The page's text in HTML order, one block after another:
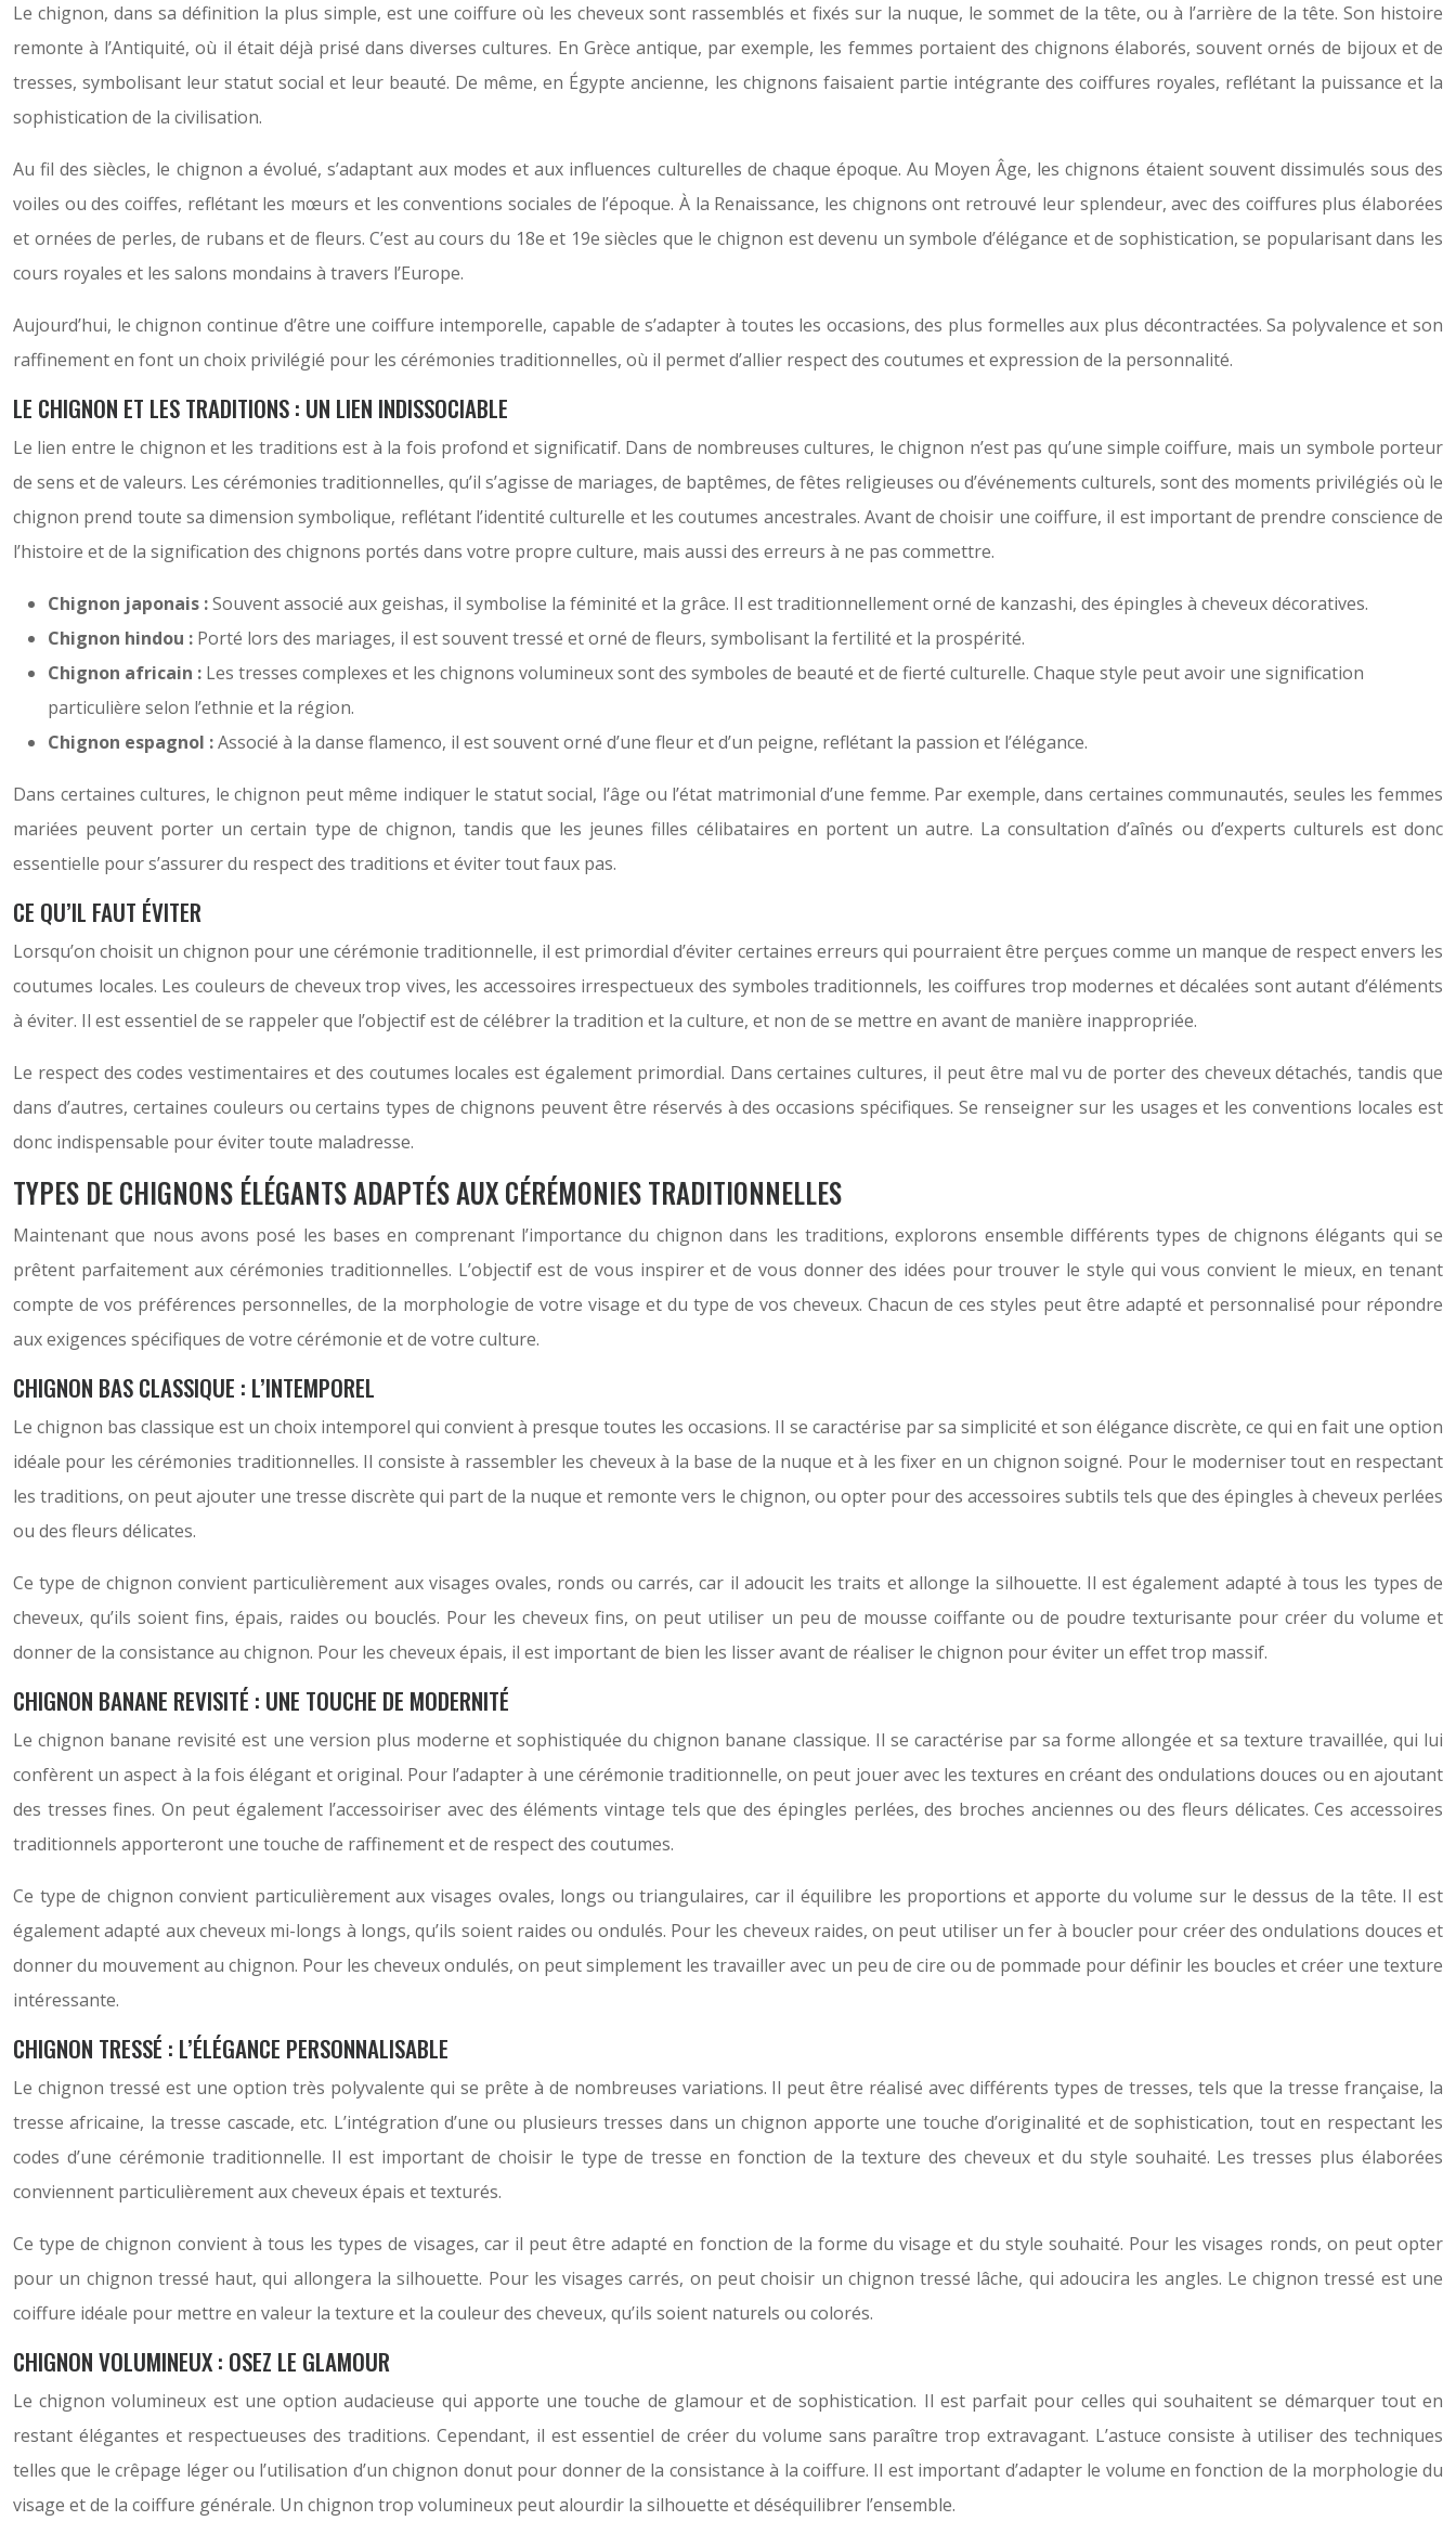
Le chignon, dans sa définition la plus simple, est une coiffure où les cheveux sont rassemblés et fixés sur la nuque, le sommet de la tête, ou à l’arrière de la tête. Son histoire
remonte à l’Antiquité, où il était déjà prisé dans diverses cultures. En Grèce antique, par exemple, les femmes portaient des chignons élaborés, souvent ornés de bijoux et de
tresses, symbolisant leur statut social et leur beauté. De même, en Égypte ancienne, les chignons faisaient partie intégrante des coiffures royales, reflétant la puissance et la
sophistication de la civilisation.
Au fil des siècles, le chignon a évolué, s’adaptant aux modes et aux influences culturelles de chaque époque. Au Moyen Âge, les chignons étaient souvent dissimulés sous des
voiles ou des coiffes, reflétant les mœurs et les conventions sociales de l’époque. À la Renaissance, les chignons ont retrouvé leur splendeur, avec des coiffures plus élaborées
et ornées de perles, de rubans et de fleurs. C’est au cours du 18e et 19e siècles que le chignon est devenu un symbole d’élégance et de sophistication, se popularisant dans les
cours royales et les salons mondains à travers l’Europe.
Aujourd’hui, le chignon continue d’être une coiffure intemporelle, capable de s’adapter à toutes les occasions, des plus formelles aux plus décontractées. Sa polyvalence et son
raffinement en font un choix privilégié pour les cérémonies traditionnelles, où il permet d’allier respect des coutumes et expression de la personnalité.
LE CHIGNON ET LES TRADITIONS : UN LIEN INDISSOCIABLE
Le lien entre le chignon et les traditions est à la fois profond et significatif. Dans de nombreuses cultures, le chignon n’est pas qu’une simple coiffure, mais un symbole porteur
de sens et de valeurs. Les cérémonies traditionnelles, qu’il s’agisse de mariages, de baptêmes, de fêtes religieuses ou d’événements culturels, sont des moments privilégiés où le
chignon prend toute sa dimension symbolique, reflétant l’identité culturelle et les coutumes ancestrales. Avant de choisir une coiffure, il est important de prendre conscience de
l’histoire et de la signification des chignons portés dans votre propre culture, mais aussi des erreurs à ne pas commettre.
Chignon japonais :Souvent associé aux geishas, il symbolise la féminité et la grâce. Il est traditionnellement orné de kanzashi, des épingles à cheveux décoratives.
Chignon hindou : Porté lors des mariages, il est souvent tressé et orné de fleurs, symbolisant la fertilité et la prospérité.
Chignon africain : Les tresses complexes et les chignons volumineux sont des symboles de beauté et de fierté culturelle. Chaque style peut avoir une signification
particulière selon l’ethnie et la région.
Chignon espagnol :Associé à la danse flamenco, il est souvent orné d’une fleur et d’un peigne, reflétant la passion et l’élégance.
Dans certaines cultures, le chignon peut même indiquer le statut social, l’âge ou l’état matrimonial d’une femme. Par exemple, dans certaines communautés, seules les femmes
mariées peuvent porter un certain type de chignon, tandis que les jeunes filles célibataires en portent un autre. La consultation d’aînés ou d’experts culturels est donc
essentielle pour s’assurer du respect des traditions et éviter tout faux pas.
CE QU’IL FAUT ÉVITER
Lorsqu’on choisit un chignon pour une cérémonie traditionnelle, il est primordial d’éviter certaines erreurs qui pourraient être perçues comme un manque de respect envers les
coutumes locales. Les couleurs de cheveux trop vives, les accessoires irrespectueux des symboles traditionnels, les coiffures trop modernes et décalées sont autant d’éléments
à éviter. Il est essentiel de se rappeler que l’objectif est de célébrer la tradition et la culture, et non de se mettre en avant de manière inappropriée.
Le respect des codes vestimentaires et des coutumes locales est également primordial. Dans certaines cultures, il peut être mal vu de porter des cheveux détachés, tandis que
dans d’autres, certaines couleurs ou certains types de chignons peuvent être réservés à des occasions spécifiques. Se renseigner sur les usages et les conventions locales est
donc indispensable pour éviter toute maladresse.
TYPES DE CHIGNONS ÉLÉGANTS ADAPTÉS AUX CÉRÉMONIES TRADITIONNELLES
Maintenant que nous avons posé les bases en comprenant l’importance du chignon dans les traditions, explorons ensemble différents types de chignons élégants qui se
prêtent parfaitement aux cérémonies traditionnelles. L’objectif est de vous inspirer et de vous donner des idées pour trouver le style qui vous convient le mieux, en tenant
compte de vos préférences personnelles, de la morphologie de votre visage et du type de vos cheveux. Chacun de ces styles peut être adapté et personnalisé pour répondre
aux exigences spécifiques de votre cérémonie et de votre culture.
CHIGNON BAS CLASSIQUE : L’INTEMPOREL
Le chignon bas classique est un choix intemporel qui convient à presque toutes les occasions. Il se caractérise par sa simplicité et son élégance discrète, ce qui en fait une option
idéale pour les cérémonies traditionnelles. Il consiste à rassembler les cheveux à la base de la nuque et à les fixer en un chignon soigné. Pour le moderniser tout en respectant
les traditions, on peut ajouter une tresse discrète qui part de la nuque et remonte vers le chignon, ou opter pour des accessoires subtils tels que des épingles à cheveux perlées
ou des fleurs délicates.
Ce type de chignon convient particulièrement aux visages ovales, ronds ou carrés, car il adoucit les traits et allonge la silhouette. Il est également adapté à tous les types de
cheveux, qu’ils soient fins, épais, raides ou bouclés. Pour les cheveux fins, on peut utiliser un peu de mousse coiffante ou de poudre texturisante pour créer du volume et
donner de la consistance au chignon. Pour les cheveux épais, il est important de bien les lisser avant de réaliser le chignon pour éviter un effet trop massif.
CHIGNON BANANE REVISITÉ : UNE TOUCHE DE MODERNITÉ
Le chignon banane revisité est une version plus moderne et sophistiquée du chignon banane classique. Il se caractérise par sa forme allongée et sa texture travaillée, qui lui
confèrent un aspect à la fois élégant et original. Pour l’adapter à une cérémonie traditionnelle, on peut jouer avec les textures en créant des ondulations douces ou en ajoutant
des tresses fines. On peut également l’accessoiriser avec des éléments vintage tels que des épingles perlées, des broches anciennes ou des fleurs délicates. Ces accessoires
traditionnels apporteront une touche de raffinement et de respect des coutumes.
Ce type de chignon convient particulièrement aux visages ovales, longs ou triangulaires, car il équilibre les proportions et apporte du volume sur le dessus de la tête. Il est
également adapté aux cheveux mi-longs à longs, qu’ils soient raides ou ondulés. Pour les cheveux raides, on peut utiliser un fer à boucler pour créer des ondulations douces et
donner du mouvement au chignon. Pour les cheveux ondulés, on peut simplement les travailler avec un peu de cire ou de pommade pour définir les boucles et créer une texture
intéressante.
CHIGNON TRESSÉ : L’ÉLÉGANCE PERSONNALISABLE
Le chignon tressé est une option très polyvalente qui se prête à de nombreuses variations. Il peut être réalisé avec différents types de tresses, tels que la tresse française, la
tresse africaine, la tresse cascade, etc. L’intégration d’une ou plusieurs tresses dans un chignon apporte une touche d’originalité et de sophistication, tout en respectant les
codes d’une cérémonie traditionnelle. Il est important de choisir le type de tresse en fonction de la texture des cheveux et du style souhaité. Les tresses plus élaborées
conviennent particulièrement aux cheveux épais et texturés.
Ce type de chignon convient à tous les types de visages, car il peut être adapté en fonction de la forme du visage et du style souhaité. Pour les visages ronds, on peut opter
pour un chignon tressé haut, qui allongera la silhouette. Pour les visages carrés, on peut choisir un chignon tressé lâche, qui adoucira les angles. Le chignon tressé est une
coiffure idéale pour mettre en valeur la texture et la couleur des cheveux, qu’ils soient naturels ou colorés.
CHIGNON VOLUMINEUX : OSEZ LE GLAMOUR
Le chignon volumineux est une option audacieuse qui apporte une touche de glamour et de sophistication. Il est parfait pour celles qui souhaitent se démarquer tout en
restant élégantes et respectueuses des traditions. Cependant, il est essentiel de créer du volume sans paraître trop extravagant. L’astuce consiste à utiliser des techniques
telles que le crêpage léger ou l’utilisation d’un chignon donut pour donner de la consistance à la coiffure. Il est important d’adapter le volume en fonction de la morphologie du
visage et de la coiffure générale. Un chignon trop volumineux peut alourdir la silhouette et déséquilibrer l’ensemble.